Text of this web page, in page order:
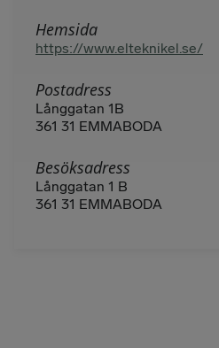
Hemsida
https://www.elteknikel.se/
Postadress
Långgatan 1B
361 31 EMMABODA
Besöksadress
Långgatan 1 B
361 31 EMMABODA